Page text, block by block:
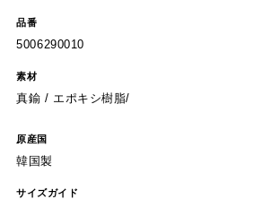
品番
5006290010
素材
真鍮 / エポキシ樹脂/
原産国
韓国製
サイズガイド